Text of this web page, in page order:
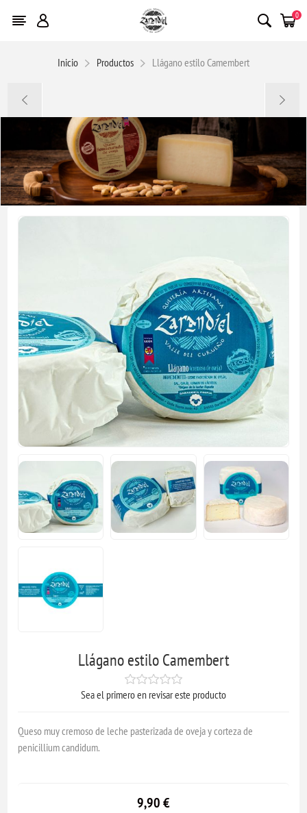
0
Inicio Productos Llágano estilo Camembert
Llágano estilo Camembert
Sea el primero en revisar este producto
Queso muy cremoso de leche pasterizada de oveja y corteza de
penicillium candidum.
9,90 €